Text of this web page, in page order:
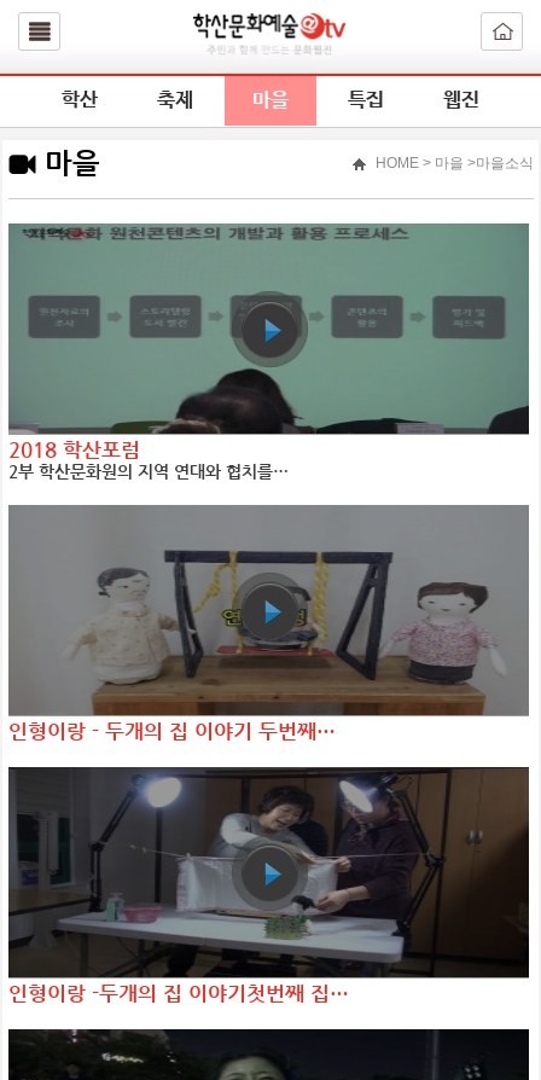
학산 축제 마을 특집 웹진
마을 HOME> 마을 >마을소식
2018 학산포럼
2부 학산문화원의 지역 연대와 협치를…
인형이랑 - 두개의 집 이야기 두번째…
인형이랑 -두개의 집 이야기첫번째 집…